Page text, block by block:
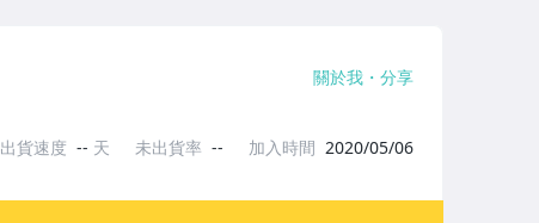
關於我 分享
出貨速度 -- 天 未出貨率 -- 加入時間 2020/05/06